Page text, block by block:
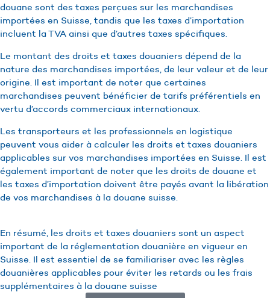
douane sont des taxes perçues sur les marchandises
importées en Suisse, tandis que les taxes d’importation
incluent la TVA ainsi que d’autres taxes spécifiques.
Le montant des droits et taxes douaniers dépend de la
nature des marchandises importées, de leur valeur et de leur
origine. Il est important de noter que certaines
marchandises peuvent bénéficier de tarifs préférentiels en
vertu d’accords commerciaux internationaux.
Les transporteurs et les professionnels en logistique
peuvent vous aider à calculer les droits et taxes douaniers
applicables sur vos marchandises importées en Suisse. Il est
également important de noter que les droits de douane et
les taxes d’importation doivent être payés avant la libération
de vos marchandises à la douane suisse.
En résumé, les droits et taxes douaniers sont un aspect
important de la réglementation douanière en vigueur en
Suisse. Il est essentiel de se familiariser avec les règles
douanières applicables pour éviter les retards ou les frais
supplémentaires à la douane suisse